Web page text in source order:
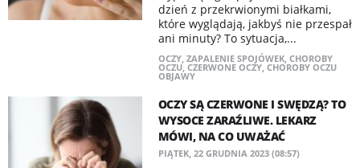
dzień z przekrwionymi białkami,
które wyglądają, jakbyś nie przespał
ani minuty? To sytuacja,...
OCZY, ZAPALENIE SPOJÓWEK, CHOROBY
OCZU, CZERWONE OCZY, CHOROBY OCZU
OBJAWY
OCZY SĄ CZERWONE I SWĘDZĄ? TO
WYSOCE ZARAŹLIWE. LEKARZ
MÓWI, NA CO UWAŻAĆ
PIĄTEK, 22 GRUDNIA 2023 (08:57)